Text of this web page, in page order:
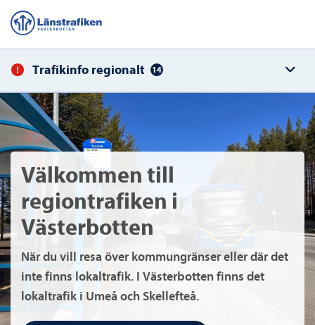
Trafikinfo regionalt 14
Välkommen till
regiontrafiken i
Västerbotten
När du vill resa över kommungränser eller där det
inte finns lokaltrafik. I Västerbotten finns det
lokaltrafik i Umeå och Skellefteå.